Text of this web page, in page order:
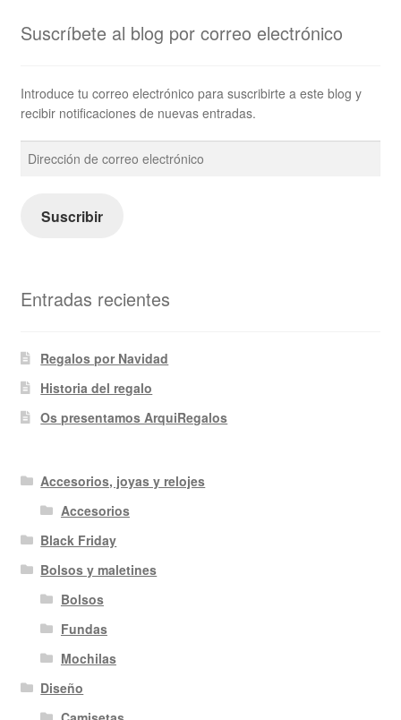
Suscríbete al blog por correo electrónico
Introduce tu correo electrónico para suscribirte a este blog y
recibir notificaciones de nuevas entradas.
Dirección
de
electrónico
Suscribir
Entradas recientes
Regalos por Navidad
Historia del regalo
Os presentamos ArquiRegalos
Accesorios, joyas y relojes
Accesorios
Black Friday
Bolsos y maletines
Bolsos
Fundas
Mochilas
Diseño